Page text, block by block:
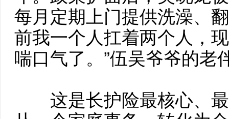
每月定期上门提供洗澡、
前我一个人扛着两个人，
喘口气了。”伍吴爷爷的老
这是长护险最核心、最